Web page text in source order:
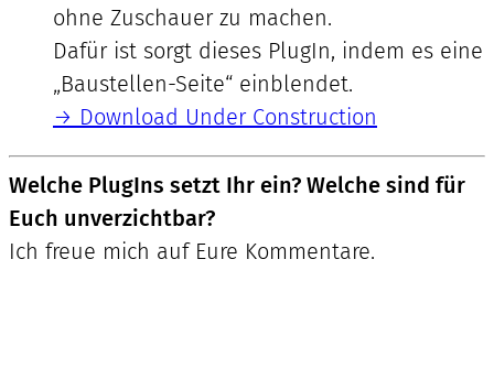
ohne Zuschauer zu machen.
Dafür ist sorgt dieses PlugIn, indem es eine
„Baustellen-Seite“ einblendet.
→ Download Under Construction
Welche PlugIns setzt Ihr ein? Welche sind für
Euch unverzichtbar?
Ich freue mich auf Eure Kommentare.